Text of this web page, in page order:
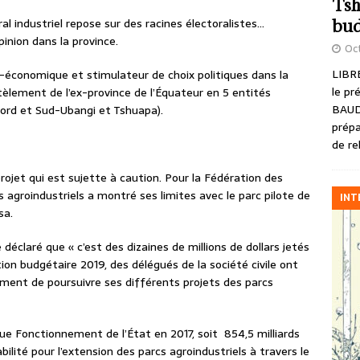
industriel repose sur des racines électoralistes…
dans la province.
et stimulateur de choix politiques dans la
de l’ex-province de l’Équateur en 5 entités
et Sud-Ubangi et Tshuapa).
qui est sujette à caution. Pour la Fédération des
agroindustriels a montré ses limites avec le parc pilote de
que « c’est des dizaines de millions de dollars jetés
budgétaire 2019, des délégués de la société civile ont
de poursuivre ses différents projets des parcs
Fonctionnement de l’État en 2017, soit 854,5 milliards
pour l’extension des parcs agroindustriels à travers le
le
de